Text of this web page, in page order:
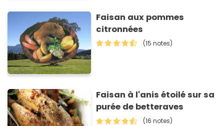
Faisan aux pommes
citronnées
(15 notes)
Faisan à l'anis étoilé sur sa
purée de betteraves
(16 notes)